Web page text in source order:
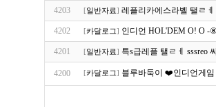
4203 [일반자료] 레플리카에스라벨 탤ㄹ
4202 [카달로그] 인디언 HOL'DEM O!
4201 [일반자료] 특s급레플 탤ㄹㅔ sssreo
4200 [카달로그] 블루바둑이 ❤️인디언게